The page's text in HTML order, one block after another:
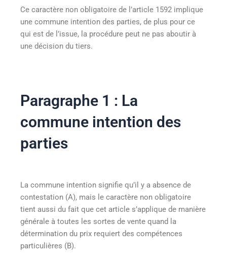
Ce caractère non obligatoire de l’article 1592 implique
une commune intention des parties, de plus pour ce
qui est de l’issue, la procédure peut ne pas aboutir à
une décision du tiers.
Paragraphe 1 : La
commune intention des
parties
La commune intention signifie qu’il y a absence de
contestation (A), mais le caractère non obligatoire
tient aussi du fait que cet article s’applique de manière
générale à toutes les sortes de vente quand la
détermination du prix requiert des compétences
particulières (B).